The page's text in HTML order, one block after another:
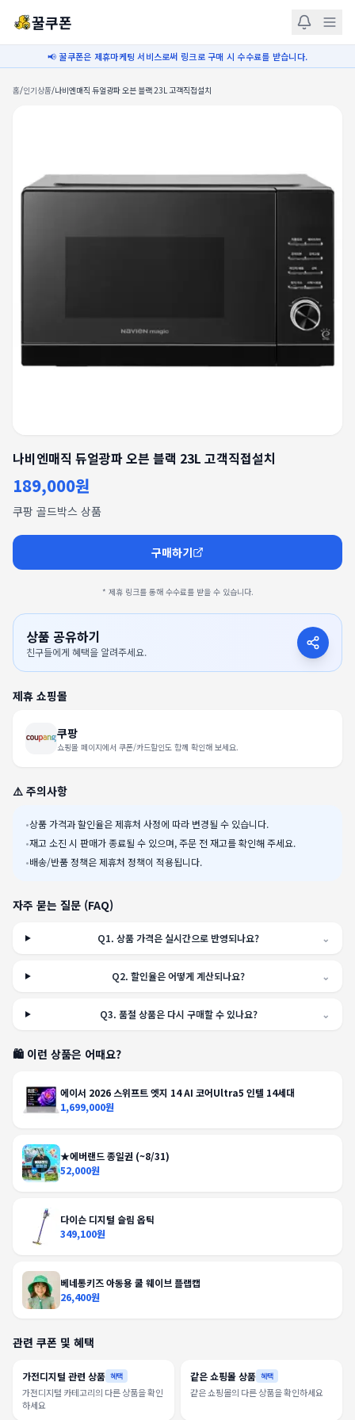
꿀쿠폰
📢 꿀쿠폰은 제휴마케팅 서비스로써 링크로 구매 시 수수료를 받습니다.
홈/인기상품/나비엔매직 듀얼광파 오븐 블랙 23L 고객직접설치
나비엔매직 듀얼광파 오븐 블랙 23L 고객직접설치
189,000원
쿠팡 골드박스 상품
구매하기
* 제휴 링크를 통해 수수료를 받을 수 있습니다.
상품 공유하기
친구들에게 혜택을 알려주세요.
제휴 쇼핑몰
쿠팡
쇼핑몰 페이지에서 쿠폰/카드할인도 함께 확인해 보세요.
⚠️ 주의사항
•상품 가격과 할인율은 제휴처 사정에 따라 변경될 수 있습니다.
•재고 소진 시 판매가 종료될 수 있으며, 주문 전 재고를 확인해 주세요.
•배송/반품 정책은 제휴처 정책이 적용됩니다.
자주 묻는 질문 (FAQ)
Q1.상품 가격은 실시간으로 반영되나요? ⌄
Q2.할인율은 어떻게 계산되나요? ⌄
Q3. 품절 상품은 다시 구매할 수 있나요? ⌄
🛍️ 이런 상품은 어때요?
에이서 2026 스위프트 엣지 14 AI 코어Ultra5 인텔 14세대
1,699,000원
★에버랜드 종일권 (~8/31)
52,000원
다이슨 디지털 슬림 옵틱
349,100원
베네통키즈 아동용 쿨 웨이브 플랩캡
26,400원
관련 쿠폰 및 혜택
가전디지털 관련 상품 혜택
가전디지털 카테고리의 다른 상품을 확인
하세요
같은 쇼핑몰 상품 혜택
같은 쇼핑몰의 다른 상품을 확인하세요